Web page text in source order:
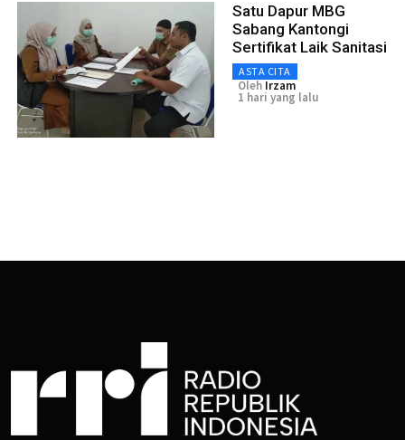
Satu Dapur MBG
Sabang Kantongi
Sertifikat Laik Sanitasi
ASTA CITA
Oleh Irzam
1 hari yang lalu